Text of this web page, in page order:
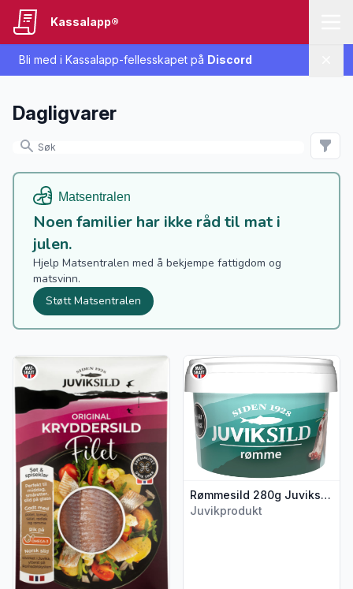
Bli med i Kassalapp-fellesskapet på Discord
Kassalapp®
Dagligvarer
Noen familier har ikke råd til mat i
julen.
Hjelp Matsentralen med å bekjempe fattigdom og
matsvinn.
Støtt Matsentralen
Vis flere detaljer for produktet "Kryddersildfilet Original
Rømmesild 280g Juviksild
Juvikprodukt
Vis flere detaljer for